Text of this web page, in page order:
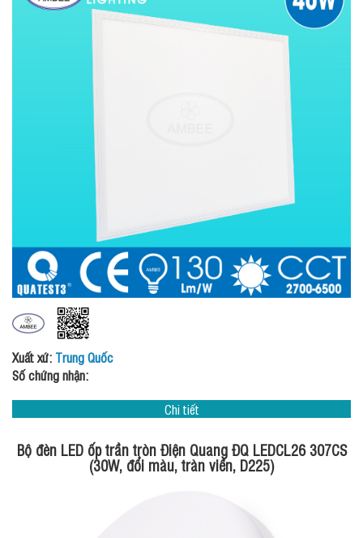
Xuất xứ: Trung Quốc
Số chứng nhận:
Chi tiết
Bộ đèn LED ốp trần tròn Điện Quang ĐQ LEDCL26 307CS
(30W, đổi màu, tràn viền, D225)